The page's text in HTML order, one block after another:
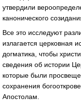
утвердили
канонического
Все это исследуют
излагается церковная
догматика, чтобы
сведения об истории
которые были
сохранения
Апостолам.